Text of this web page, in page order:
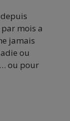
depuis
mois a
jamais
ou
ou pour